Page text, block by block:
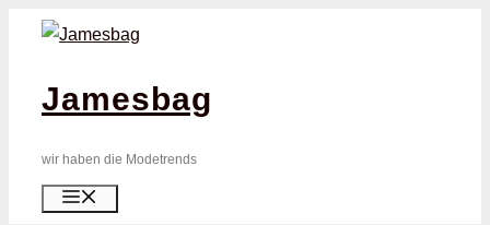
Zum
springenJamesbag
wir haben die Modetrends